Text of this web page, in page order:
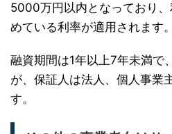
5000万円以内となっており
めている利率が適用されます。
融資期間は1年以上7年未満で
が、保証人は法人、個人事業
す。